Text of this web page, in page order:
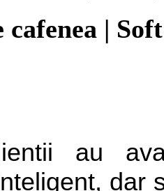
cafenea |
au
dar